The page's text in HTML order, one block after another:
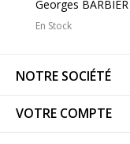
Georges BARBIER
En Stock
NOTRE SOCIÉTÉ
VOTRE COMPTE